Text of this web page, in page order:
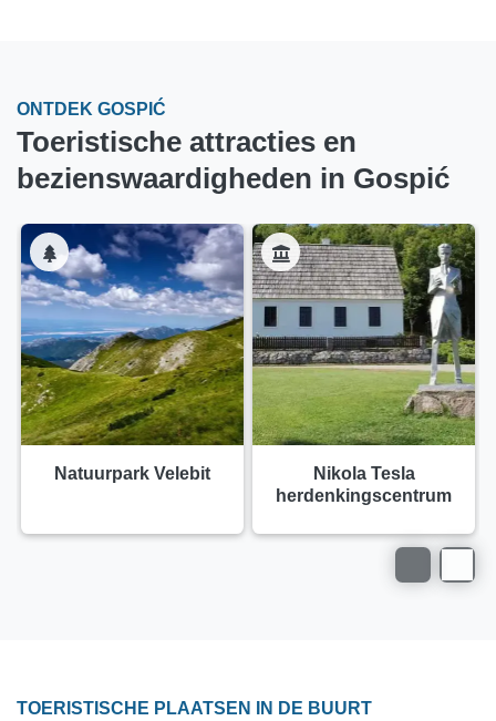
ONTDEK GOSPIĆ
Toeristische attracties en
bezienswaardigheden in Gospić
Natuurpark Velebit
Nikola Tesla
herdenkingscentrum
TOERISTISCHE PLAATSEN IN DE BUURT